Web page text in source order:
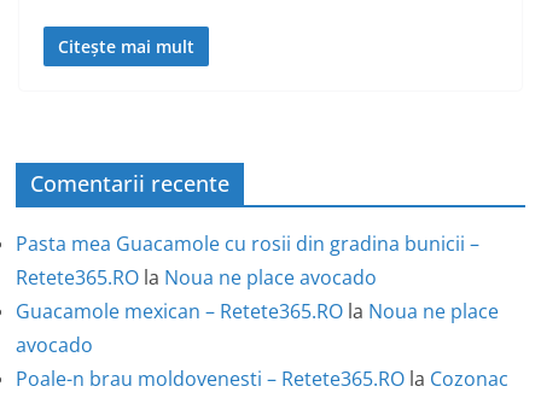
Citește mai mult
Comentarii recente
Pasta mea Guacamole cu rosii din gradina bunicii –
Retete365.RO la Noua ne place avocado
Guacamole mexican – Retete365.RO la Noua ne place
avocado
Poale-n brau moldovenesti – Retete365.RO la Cozonac